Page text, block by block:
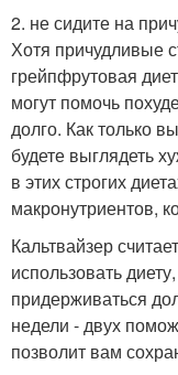
2. не сидите на
Хотя причудливые
грейпфрутовая
могут помочь
долго. Как только
будете выглядеть
в этих строгих
макронутриентов,
Кальтвайзер
использовать
придерживаться
недели - двух
позволит вам